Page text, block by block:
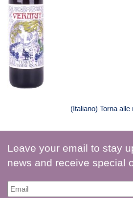
(Italiano) Torna alle
Leave your email to stay
news and receive special